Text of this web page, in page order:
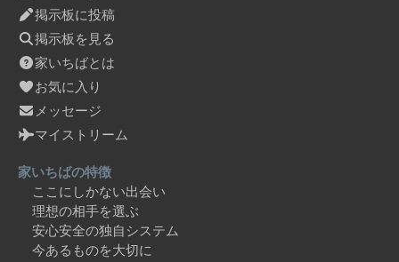
掲示板に投稿
掲示板を見る
家いちばとは
お気に入り
メッセージ
マイストリーム
家いちばの特徴
ここにしかない出会い
理想の相手を選ぶ
安心安全の独自システム
今あるものを大切に